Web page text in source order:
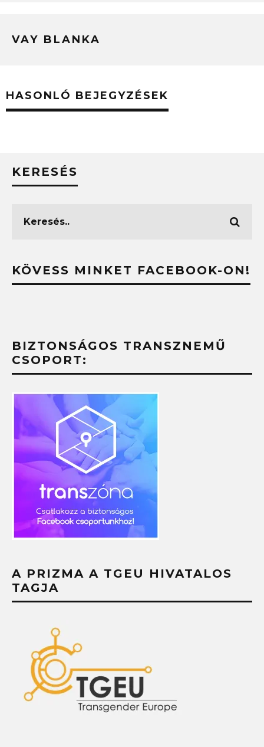
VAY BLANKA
HASONLÓ BEJEGYZÉSEK
KERESÉS
KÖVESS MINKET FACEBOOK-ON!
BIZTONSÁGOS TRANSZNEMŰ
CSOPORT:
A PRIZMA A TGEU HIVATALOS
TAGJA